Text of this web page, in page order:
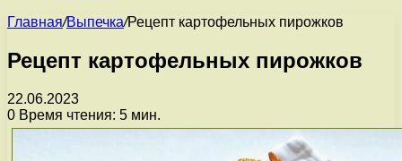
Главная/Выпечка/Рецепт картофельных пирожков
Рецепт картофельных пирожков
22.06.2023
0 Время чтения: 5 мин.